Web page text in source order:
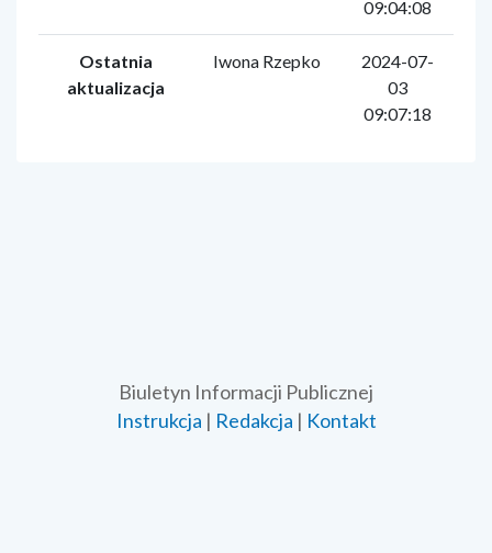
09:04:08
Ostatnia
aktualizacja
Iwona Rzepko
2024-07-
03
09:07:18
Biuletyn Informacji Publicznej
Instrukcja | Redakcja | Kontakt